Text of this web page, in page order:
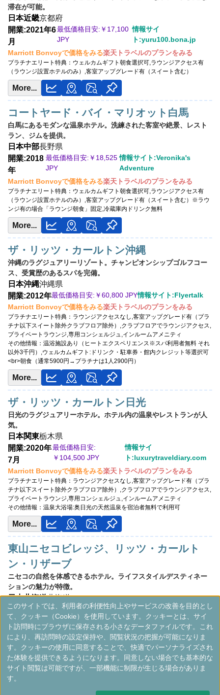
滞在が可能。
日本近畿京都府
開業:2021年6
月
最低価格目安:￥ 17,100
JPY
情報サイ
ト:yuru100.bona.jp
Marriott Bonvoyで価格をみる楽天トラベルのプランをみる
プラチナエリート特典： ウェルカムギフト朝食選択可,ラウンジアクセス有
（ラウンジ設置ホテルのみ）,客室アップグレード有（スイート含む）
More...
コートヤード・バイ・マリオット白馬
白馬にあるモダンな温泉ホテル。洗練された客室や絶景、レスト
ラン、ジムを提供。
日本中部長野県
開業:2018
年
最低価格目安:￥ 18,525
JPY
情報サイト:Veronika's
Adventure
Marriott Bonvoyで価格をみる楽天トラベルのプランをみる
プラチナエリート特典： ウェルカムギフト朝食選択可,ラウンジアクセス有
（ラウンジ設置ホテルのみ）,客室アップグレード有（スイート含む）※ラウ
ンジ有の場合「ラウンジ朝食」固定,冷蔵庫内ドリンク無料
More...
ザ・リッツ・カールトン沖縄
沖縄のラグジュアリーリゾート。チャンピオンシップゴルフコー
ス、受賞歴のあるスパを完備。
日本沖縄沖縄県
開業:2012年最低価格目安:￥60,800 JPY情報サイト:Flyertalk
Marriott Bonvoyで価格をみる楽天トラベルのプランをみる
プラチナエリート特典： ラウンジアクセスなし,客室アップグレード有（プラ
チナ以下スイート除外クラブフロア除外）,クラブフロアでラウンジアクセス,
プライベートラウンジ,専用コンシェルジュ,インルームアメニティ
その他情報： 温浴施設あり（ヒートエクスペリエンス※スパ利用者無料 それ
以外3千円）,ウェルカムギフト:ドリンク・駐車券・館内クレジット等選択可
<br>朝食（通常5900円→プラチナは1人2900円​）
More...
ザ・リッツ・カールトン日光
日光のラグジュアリーホテル。ホテル内の温泉やレストランが人
気。
日本関東栃木県
開業:2020年
7月
最低価格目安:
￥ 104,500 JPY
情報サイ
ト:luxurytraveldiary.com
Marriott Bonvoyで価格をみる楽天トラベルのプランをみる
プラチナエリート特典： ラウンジアクセスなし,客室アップグレード有（プラ
チナ以下スイート除外クラブフロア除外）,クラブフロアでラウンジアクセス,
プライベートラウンジ,専用コンシェルジュ,インルームアメニティ
その他情報： 温泉大浴場:奥日光の天然温泉を宿泊者無料で利用可
More...
東山ニセコビレッジ、リッツ・カールト
ン・リザーブ
ニセコの自然を体感できるホテル。ライフスタイルデスティネー
ションの魅力が特徴。
日本北海道北海道
開業:2020年12
月
最低価格目安:￥53,200
JPY
情報サイ
ト:ogurigo.jp
Marriott Bonvoyで価格をみる
楽天トラベルのプランをみる
プラチナエリート特典： ラウンジアクセスなし,客室アップグレード有（プラ
チナ以下スイート除外クラブフロア除外）,クラブフロアでラウンジアクセス,
プライベートラウンジ,専用コンシェルジュ,インルームアメニティ
More...
このサイトでは、利用者の利便性向上やサービスの改善を目的とし
て、クッキー（Cookie）を使用しています。クッキーとは、サイ
ト訪問時にブラウザに保存される小さなデータファイルです。これ
により、再訪問時の設定保持や、閲覧状況の把握が可能になりま
す。クッキーの使用に同意することで、快適でパーソナライズされ
た体験を提供できるようになります。同意しない場合でも基本的な
サイト閲覧は可能ですが、一部機能に制限が生じる場合がありま
す。